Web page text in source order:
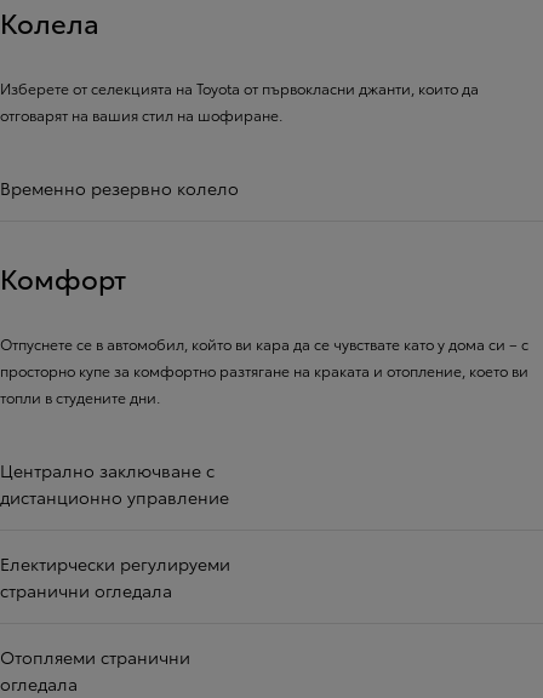
Колела
Изберете от селекцията на Toyota от първокласни джанти, които да
отговарят на вашия стил на шофиране.
Временно резервно колело
Комфорт
Отпуснете се в автомобил, който ви кара да се чувствате като у дома си – с
просторно купе за комфортно разтягане на краката и отопление, което ви
топли в студените дни.
Централно заключване с
дистанционно управление
Електирчески регулируеми
странични огледала
Отопляеми странични
огледала